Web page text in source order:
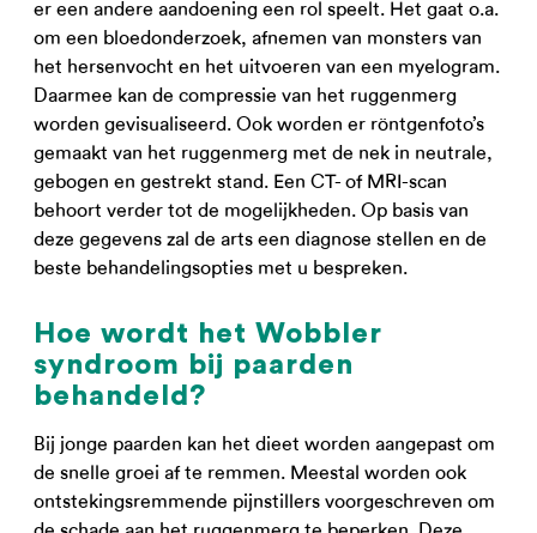
er een andere aandoening een rol speelt. Het gaat o.a.
om een bloedonderzoek, afnemen van monsters van
het hersenvocht en het uitvoeren van een myelogram.
Daarmee kan de compressie van het ruggenmerg
worden gevisualiseerd. Ook worden er röntgenfoto’s
gemaakt van het ruggenmerg met de nek in neutrale,
gebogen en gestrekt stand. Een CT- of MRI-scan
behoort verder tot de mogelijkheden. Op basis van
deze gegevens zal de arts een diagnose stellen en de
beste behandelingsopties met u bespreken.
Hoe wordt het Wobbler
syndroom bij paarden
behandeld?
Bij jonge paarden kan het dieet worden aangepast om
de snelle groei af te remmen. Meestal worden ook
ontstekingsremmende pijnstillers voorgeschreven om